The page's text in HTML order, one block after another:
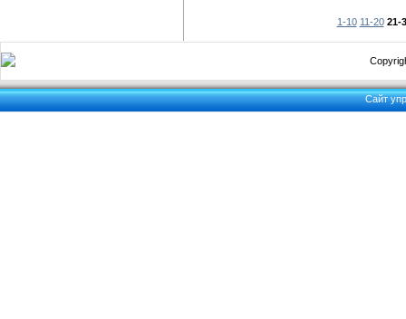
1-10 11-20 21-
Сайт